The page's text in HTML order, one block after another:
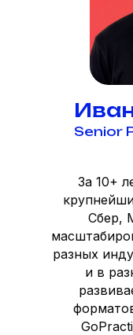
Senior
За 10+
Сбер,
разных
и в